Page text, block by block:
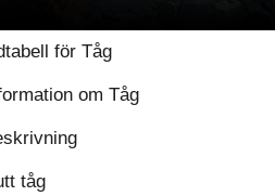
för Tåg
om Tåg
tåg